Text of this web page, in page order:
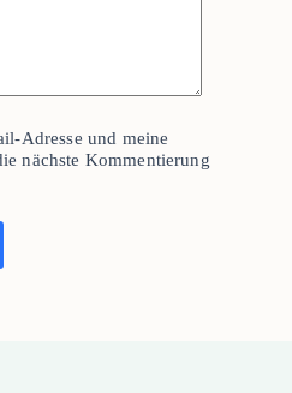
Adresse und meine
nächste Kommentierung